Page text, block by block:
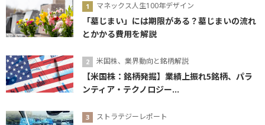
マネックス人生100年デザイン
「墓じまい」には期限がある？墓じまいの流れ
とかかる費用を解説
米国株、業界動向と銘柄解説
【米国株：銘柄発掘】業績上振れ5銘柄、パラ
ンティア・テクノロジー...
ストラテジーレポート